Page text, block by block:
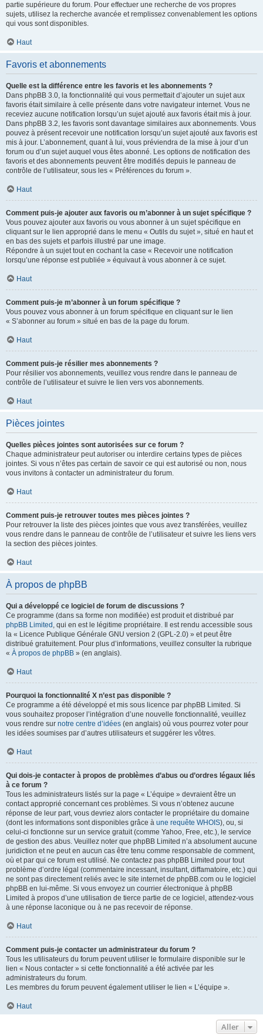
partie supérieure du forum. Pour effectuer une recherche de vos propres
sujets, utilisez la recherche avancée et remplissez convenablement les options
qui vous sont disponibles.
Haut
Favoris et abonnements
Quelle est la différence entre les favoris et les abonnements ?
Dans phpBB 3.0, la fonctionnalité qui vous permettait d’ajouter un sujet aux
favoris était similaire à celle présente dans votre navigateur internet. Vous ne
receviez aucune notification lorsqu’un sujet ajouté aux favoris était mis à jour.
Dans phpBB 3.2, les favoris sont davantage similaires aux abonnements. Vous
pouvez à présent recevoir une notification lorsqu’un sujet ajouté aux favoris est
mis à jour. L’abonnement, quant à lui, vous préviendra de la mise à jour d’un
forum ou d’un sujet auquel vous êtes abonné. Les options de notification des
favoris et des abonnements peuvent être modifiés depuis le panneau de
contrôle de l’utilisateur, sous les « Préférences du forum ».
Haut
Comment puis-je ajouter aux favoris ou m’abonner à un sujet spécifique ?
Vous pouvez ajouter aux favoris ou vous abonner à un sujet spécifique en
cliquant sur le lien approprié dans le menu « Outils du sujet », situé en haut et
en bas des sujets et parfois illustré par une image.
Répondre à un sujet tout en cochant la case « Recevoir une notification
lorsqu’une réponse est publiée » équivaut à vous abonner à ce sujet.
Haut
Comment puis-je m’abonner à un forum spécifique ?
Vous pouvez vous abonner à un forum spécifique en cliquant sur le lien
« S’abonner au forum » situé en bas de la page du forum.
Haut
Comment puis-je résilier mes abonnements ?
Pour résilier vos abonnements, veuillez vous rendre dans le panneau de
contrôle de l’utilisateur et suivre le lien vers vos abonnements.
Haut
Pièces jointes
Quelles pièces jointes sont autorisées sur ce forum ?
Chaque administrateur peut autoriser ou interdire certains types de pièces
jointes. Si vous n’êtes pas certain de savoir ce qui est autorisé ou non, nous
vous invitons à contacter un administrateur du forum.
Haut
Comment puis-je retrouver toutes mes pièces jointes ?
Pour retrouver la liste des pièces jointes que vous avez transférées, veuillez
vous rendre dans le panneau de contrôle de l’utilisateur et suivre les liens vers
la section des pièces jointes.
Haut
À propos de phpBB
Qui a développé ce logiciel de forum de discussions ?
Ce programme (dans sa forme non modifiée) est produit et distribué par
phpBB Limited , qui en est le légitime propriétaire. Il est rendu accessible sous
la « Licence Publique Générale GNU version 2 (GPL-2.0) » et peut être
distribué gratuitement. Pour plus d’informations, veuillez consulter la rubrique
« À propos de phpBB » (en anglais).
Haut
Pourquoi la fonctionnalité X n’est pas disponible ?
Ce programme a été développé et mis sous licence par phpBB Limited. Si
vous souhaitez proposer l’intégration d’une nouvelle fonctionnalité, veuillez
vous rendre sur notre centre d’idées (en anglais) où vous pourrez voter pour
les idées soumises par d’autres utilisateurs et suggérer les vôtres.
Haut
Qui dois-je contacter à propos de problèmes d’abus ou d’ordres légaux liés
à ce forum ?
Tous les administrateurs listés sur la page « L’équipe » devraient être un
contact approprié concernant ces problèmes. Si vous n’obtenez aucune
réponse de leur part, vous devriez alors contacter le propriétaire du domaine
(dont les informations sont disponibles grâce à une requête WHOIS), ou, si
celui-ci fonctionne sur un service gratuit (comme Yahoo, Free, etc.), le service
de gestion des abus. Veuillez noter que phpBB Limited n’a absolument aucune
juridiction et ne peut en aucun cas être tenu comme responsable de comment,
où et par qui ce forum est utilisé. Ne contactez pas phpBB Limited pour tout
problème d’ordre légal (commentaire incessant, insultant, diffamatoire, etc.) qui
ne sont pas directement reliés avec le site internet de phpBB.com ou le logiciel
phpBB en lui-même. Si vous envoyez un courrier électronique à phpBB
Limited à propos d’une utilisation de tierce partie de ce logiciel, attendez-vous
à une réponse laconique ou à ne pas recevoir de réponse.
Haut
Comment puis-je contacter un administrateur du forum ?
Tous les utilisateurs du forum peuvent utiliser le formulaire disponible sur le
lien « Nous contacter » si cette fonctionnalité a été activée par les
administrateurs du forum.
Les membres du forum peuvent également utiliser le lien « L’équipe ».
Haut
Aller